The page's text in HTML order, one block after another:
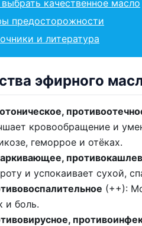
качественное масло
предосторожности
и литература
эфирного
кровообращение и
геморрое и отёках.
и успокаивает сухой,
(++):
и боль.